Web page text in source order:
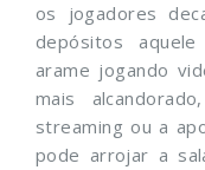
os jogadores
depósitos
arame jogando
mais
streaming ou a
pode arrojar a